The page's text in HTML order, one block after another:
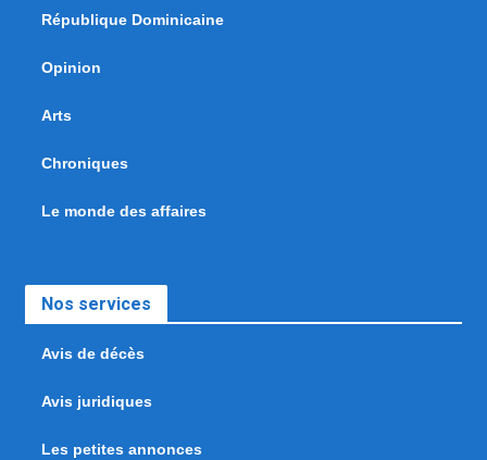
République Dominicaine
Opinion
Arts
Chroniques
Le monde des affaires
Nos services
Avis de décès
Avis juridiques
Les petites annonces